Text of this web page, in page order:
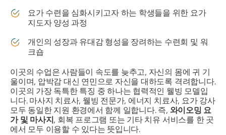
요가 수련을 심화시키고자 하는 학생들을 위한 요가
지도자 양성 과정
개인의 성장과 유대감 형성을 장려하는 수련회 및 워
크숍
이곳의 수업은 사람들이 속도를 늦추고, 자신의 몸에 귀 기
울이며, 압박감 대신 연민으로 자신을 대하도록 격려합니다.
이곳의 가장 독특한 특징 중 하나는 협력적인 웰빙 모델입
니다. 마사지 치료사, 웰빙 전문가, 에너지 치료사, 요가 강사
모두 동일한 지원 환경에서 함께 일합니다. 즉, 와이오밍 요
가 및 마사지, 회복 프로그램 또는 기타 치유 서비스를 한 곳
에서 모두 이용할 수 있다는 뜻입니다.